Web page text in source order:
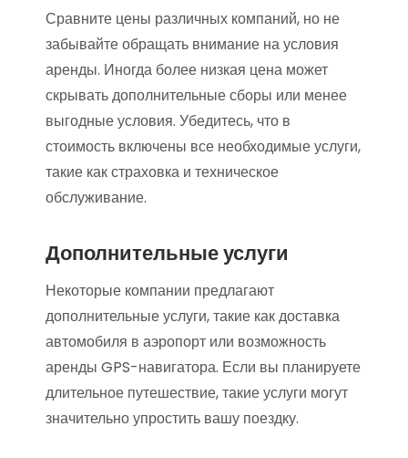
Сравните цены различных компаний, но не
забывайте обращать внимание на условия
аренды. Иногда более низкая цена может
скрывать дополнительные сборы или менее
выгодные условия. Убедитесь, что в
стоимость включены все необходимые услуги,
такие как страховка и техническое
обслуживание.
Дополнительные услуги
Некоторые компании предлагают
дополнительные услуги, такие как доставка
автомобиля в аэропорт или возможность
аренды GPS-навигатора. Если вы планируете
длительное путешествие, такие услуги могут
значительно упростить вашу поездку.